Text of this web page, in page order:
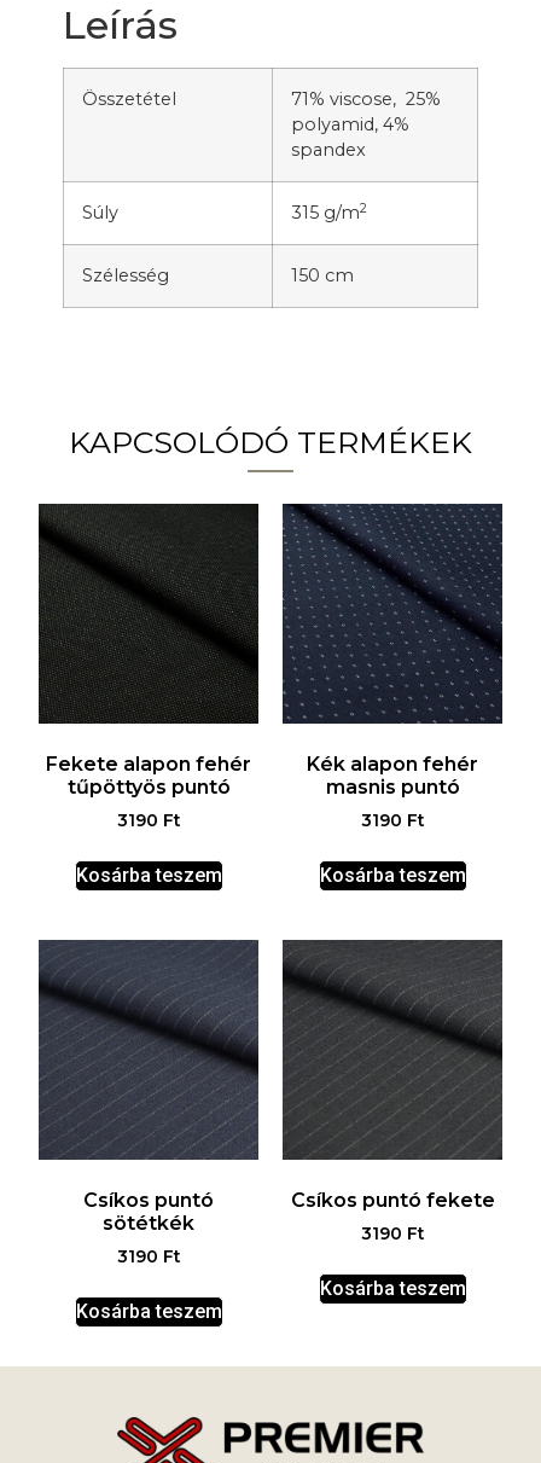
Leírás
Összetétel
71% viscose, 25%
polyamid, 4%
spandex
Súly 315 g/m2
Szélesség 150 cm
KAPCSOLÓDÓ TERMÉKEK
Fekete alapon fehér
tűpöttyös puntó
3190 Ft
Kosárba teszem
Kék alapon fehér
masnis puntó
3190 Ft
Kosárba teszem
Csíkos puntó
sötétkék
3190 Ft
Kosárba teszem
Csíkos puntó fekete
3190 Ft
Kosárba teszem